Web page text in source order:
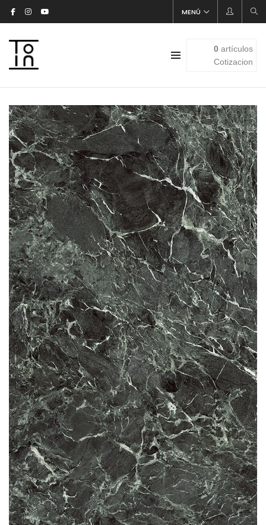
MENÚ
0artículos
Cotizacion